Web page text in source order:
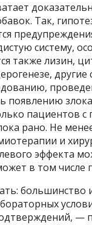
Так,
систему,
также лизин,
появлению
пациентов
рано. Не
и
эффекта
в том числе
большинство
—